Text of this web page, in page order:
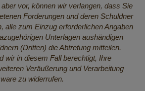
vor, können wir verlangen, dass Sie
Forderungen und deren Schuldner
alle zum Einzug erforderlichen Angaben
Unterlagen aushändigen
(Dritten) die Abtretung mitteilen.
wir in diesem Fall berechtigt, Ihre
Veräußerung und Verarbeitung
zu widerrufen.